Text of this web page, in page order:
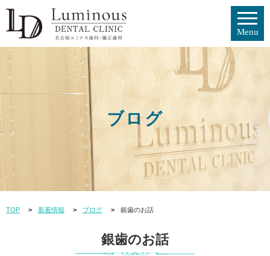
ブログ
TOP 新着情報 ブログ 銀歯のお話
銀歯のお話